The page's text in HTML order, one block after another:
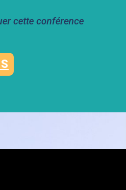
cette conférence